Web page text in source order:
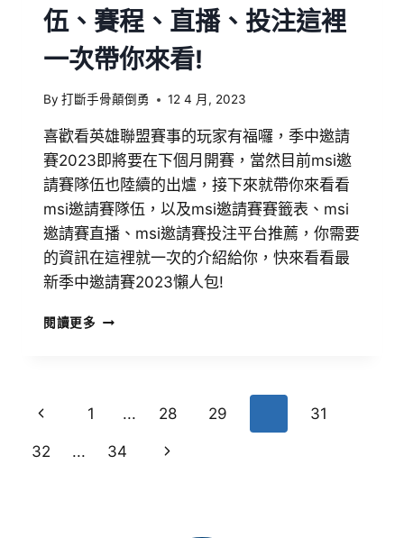
伍、賽程、直播、投注這裡
一次帶你來看!
By 打斷手骨顛倒勇 12 4 月, 2023
喜歡看英雄聯盟賽事的玩家有福囉，季中邀請
賽2023即將要在下個月開賽，當然目前msi邀
請賽隊伍也陸續的出爐，接下來就帶你來看看
msi邀請賽隊伍，以及msi邀請賽賽籤表、msi
邀請賽直播、msi邀請賽投注平台推薦，你需要
的資訊在這裡就一次的介紹給你，快來看看最
新季中邀請賽2023懶人包!
閱讀更多
1 ... 28 29 31
32 ... 34